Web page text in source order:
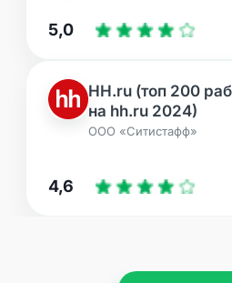
5,0
HH.ru (топ 200
на hh.ru 2024)
ООО «Ситистафф»
4,6